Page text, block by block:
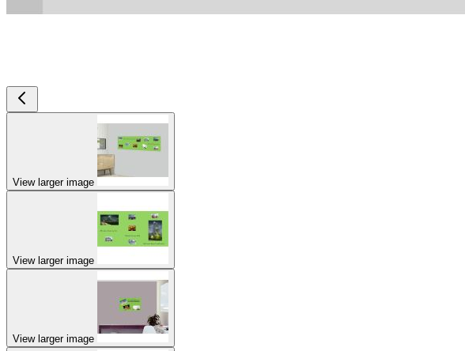
View larger image
View larger image
View larger image